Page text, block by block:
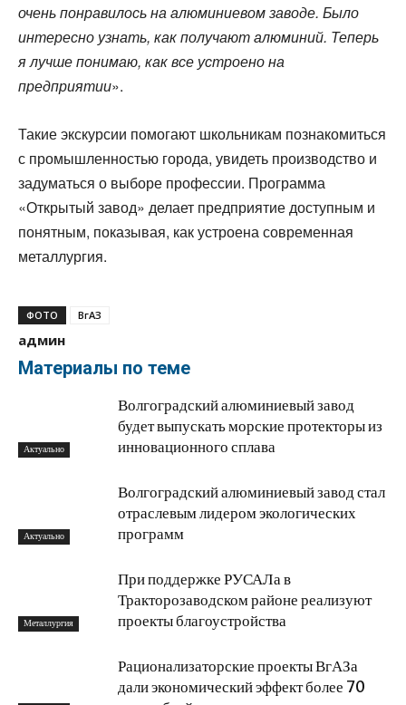
очень понравилось на алюминиевом заводе. Было
интересно узнать, как получают алюминий. Теперь
я лучше понимаю, как все устроено на
предприятии».
Такие экскурсии помогают школьникам познакомиться
с промышленностью города, увидеть производство и
задуматься о выборе профессии. Программа
«Открытый завод» делает предприятие доступным и
понятным, показывая, как устроена современная
металлургия.
ФОТО ВгАЗ
админ
Материалы по теме
Актуально
Волгоградский алюминиевый завод
будет выпускать морские протекторы из
инновационного сплава
Актуально
Волгоградский алюминиевый завод стал
отраслевым лидером экологических
программ
Металлургия
При поддержке РУСАЛа в
Тракторозаводском районе реализуют
проекты благоустройства
Рационализаторские проекты ВгАЗа
дали экономический эффект более 70